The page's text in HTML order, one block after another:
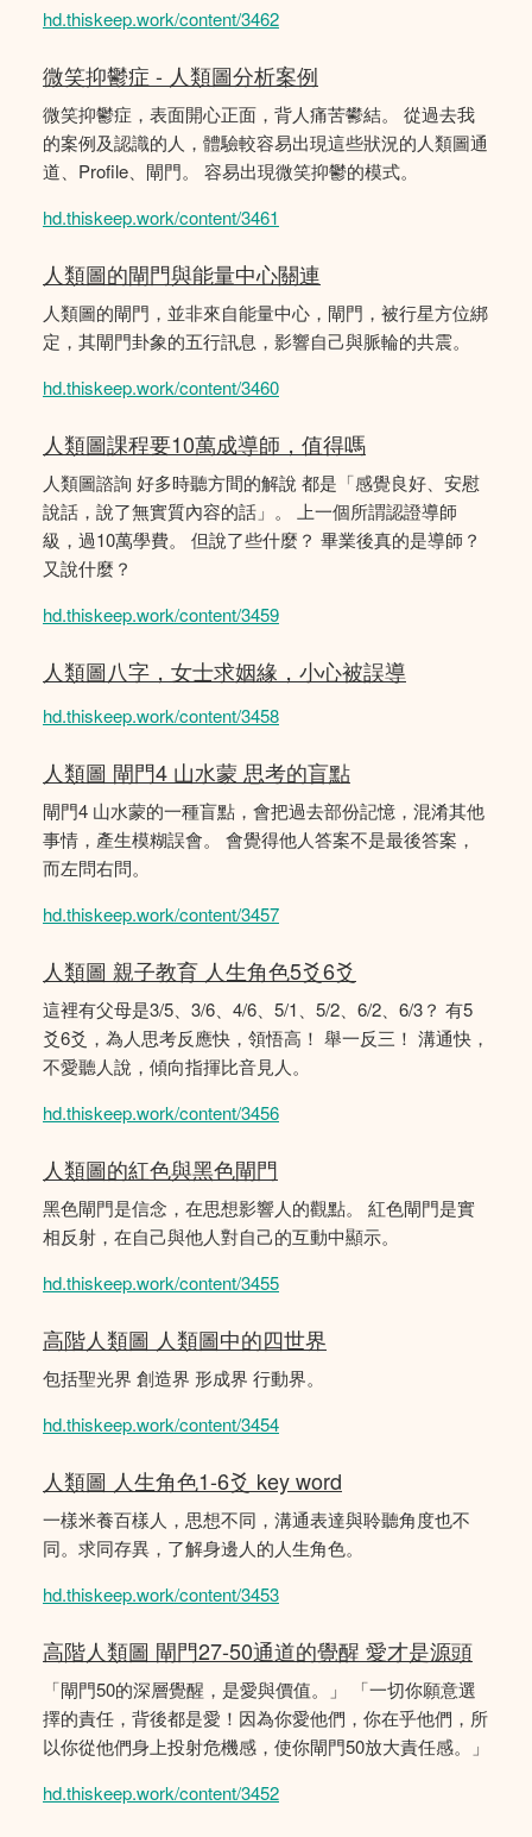
hd.thiskeep.work/content/3462
微笑抑鬱症 - 人類圖分析案例
微笑抑鬱症，表面開心正面，背人痛苦鬰結。 從過去我
的案例及認識的人，體驗較容易出現這些狀況的人類圖通
道、Profile、閘門。 容易出現微笑抑鬱的模式。
hd.thiskeep.work/content/3461
人類圖的閘門與能量中心關連
人類圖的閘門，並非來自能量中心，閘門，被行星方位綁
定，其閘門卦象的五行訊息，影響自己與脈輪的共震。
hd.thiskeep.work/content/3460
人類圖課程要10萬成導師，值得嗎
人類圖諮詢 好多時聽方間的解說 都是「感覺良好、安慰
說話，說了無實質內容的話」。 上一個所謂認證導師
級，過10萬學費。 但說了些什麼？ 畢業後真的是導師？
又說什麼？
hd.thiskeep.work/content/3459
人類圖八字，女士求姻緣，小心被誤導
hd.thiskeep.work/content/3458
人類圖 閘門4 山水蒙 思考的盲點
閘門4 山水蒙的一種盲點，會把過去部份記憶，混淆其他
事情，產生模糊誤會。 會覺得他人答案不是最後答案，
而左問右問。
hd.thiskeep.work/content/3457
人類圖 親子教育 人生角色5爻6爻
這裡有父母是3/5、3/6、4/6、5/1、5/2、6/2、6/3？ 有5
爻6爻，為人思考反應快，領悟高！ 舉一反三！ 溝通快，
不愛聽人說，傾向指揮比音見人。
hd.thiskeep.work/content/3456
人類圖的紅色與黑色閘門
黑色閘門是信念，在思想影響人的觀點。 紅色閘門是實
相反射，在自己與他人對自己的互動中顯示。
hd.thiskeep.work/content/3455
高階人類圖 人類圖中的四世界
包括聖光界 創造界 形成界 行動界。
hd.thiskeep.work/content/3454
人類圖 人生角色1-6爻 key word
一樣米養百樣人，思想不同，溝通表達與聆聽角度也不
同。求同存異，了解身邊人的人生角色。
hd.thiskeep.work/content/3453
高階人類圖 閘門27-50通道的覺醒 愛才是源頭
「閘門50的深層覺醒，是愛與價值。」 「一切你願意選
擇的責任，背後都是愛！因為你愛他們，你在乎他們，所
以你從他們身上投射危機感，使你閘門50放大責任感。」
hd.thiskeep.work/content/3452